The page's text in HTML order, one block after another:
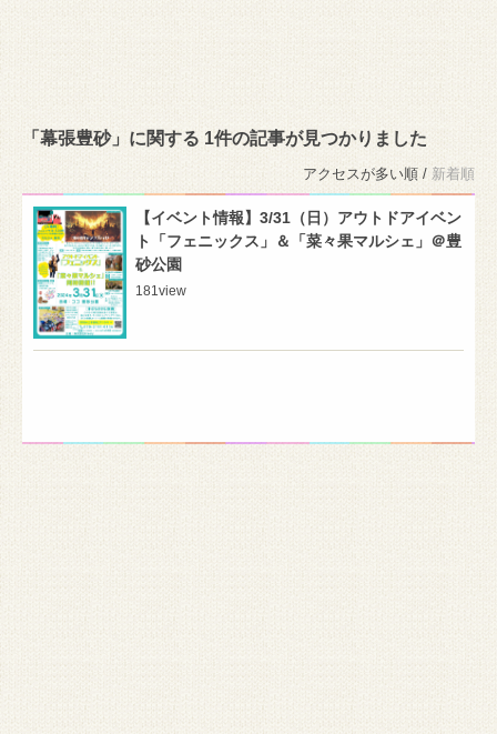
「幕張豊砂」に関する 1件の記事が見つかりました
アクセスが多い順 / 新着順
【イベント情報】3/31（日）アウトドアイベン
ト「フェニックス」＆「菜々果マルシェ」＠豊
砂公園
181 view